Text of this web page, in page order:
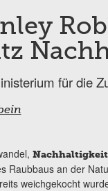
für die
Nachhaltigkeit
Raubbaus an der
weichgekocht